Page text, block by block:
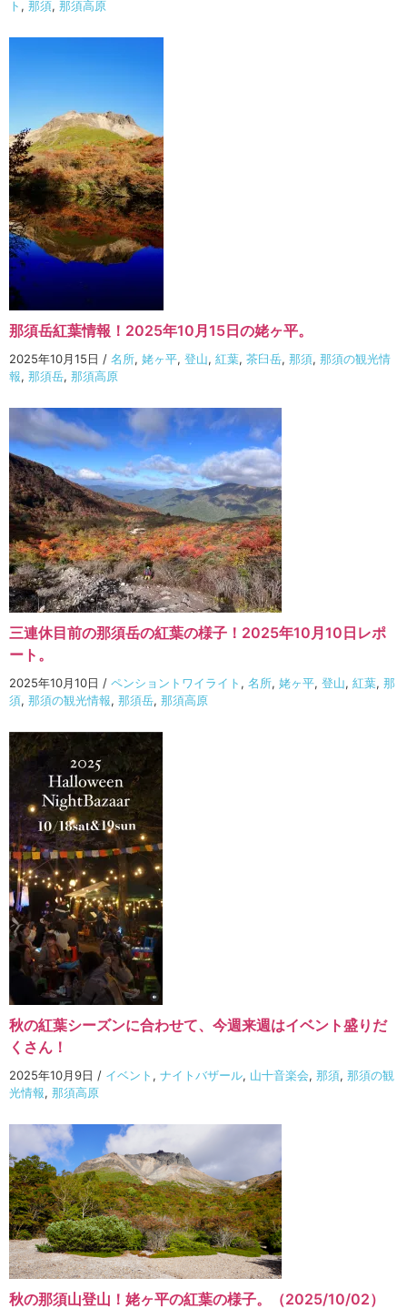
ト , 那須, 那須高原
那須岳紅葉情報！2025年10月15日の姥ヶ平。
2025年10月15日 / 名所, 姥ヶ平, 登山, 紅葉, 茶臼岳, 那須, 那須の観光情
報, 那須岳, 那須高原
三連休目前の那須岳の紅葉の様子！2025年10月10日レポ
ート。
2025年10月10日 / ペンショントワイライト , 名所, 姥ヶ平, 登山, 紅葉, 那
須, 那須の観光情報, 那須岳, 那須高原
秋の紅葉シーズンに合わせて、今週来週はイベント盛りだ
くさん！
2025年10月9日 / イベント , ナイトバザール, 山十音楽会, 那須, 那須の観
光情報, 那須高原
秋の那須山登山！姥ヶ平の紅葉の様子。（2025/10/02）